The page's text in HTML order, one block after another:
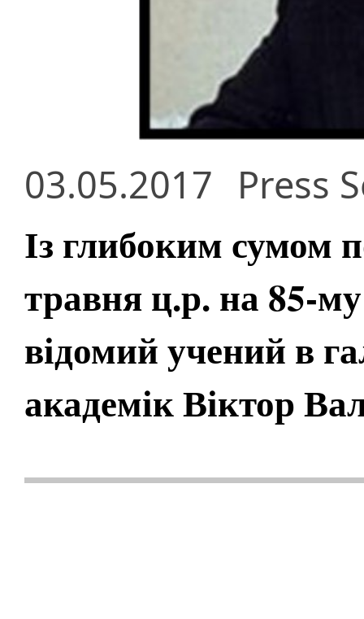
03.05.2017 Press
Із глибоким сумом
травня ц.р. на 85-
відомий учений в
академік Віктор